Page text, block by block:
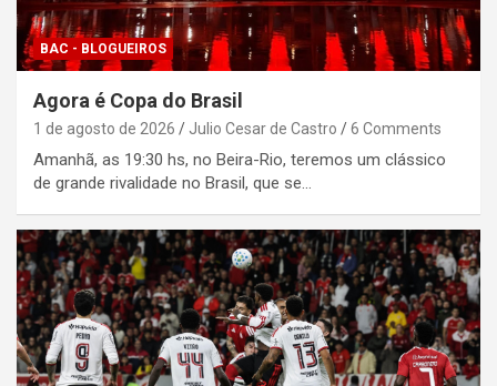
BAC - BLOGUEIROS
Agora é Copa do Brasil
1 de agosto de 2026 Julio Cesar de Castro 6 Comments
Amanhã, as 19:30 hs, no Beira-Rio, teremos um clássico
de grande rivalidade no Brasil, que se…